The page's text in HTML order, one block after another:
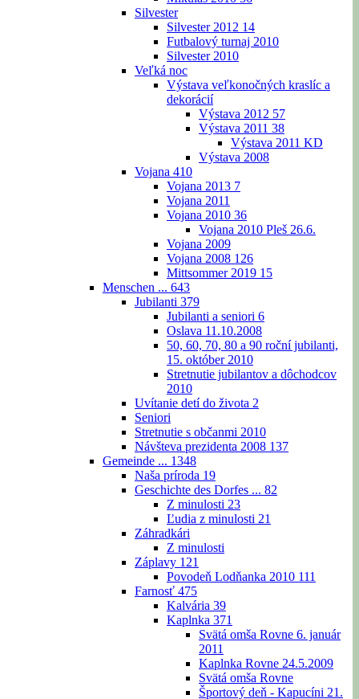
Silvester
Silvester 2012 14
Futbalový turnaj 2010
Silvester 2010
Veľká noc
Výstava veľkonočných kraslíc a
dekorácií
Výstava 2012 57
Výstava 2011 38
Výstava 2011 KD
Výstava 2008
Vojana 410
Vojana 2013 7
Vojana 2011
Vojana 2010 36
Vojana 2010 Pleš 26.6.
Vojana 2009
Vojana 2008 126
Mittsommer 2019 15
Menschen ... 643
Jubilanti 379
Jubilanti a seniori 6
Oslava 11.10.2008
50, 60, 70, 80 a 90 roční jubilanti,
15. október 2010
Stretnutie jubilantov a dôchodcov
2010
Uvítanie detí do života 2
Seniori
Stretnutie s občanmi 2010
Návšteva prezidenta 2008 137
Gemeinde ... 1348
Naša príroda 19
Geschichte des Dorfes ... 82
Z minulosti 23
Ľudia z minulosti 21
Záhradkári
Z minulosti
Záplavy 121
Povodeň Lodňanka 2010 111
Farnosť 475
Kalvária 39
Kaplnka 371
Svätá omša Rovne 6. január
2011
Kaplnka Rovne 24.5.2009
Svätá omša Rovne
Športový deň - Kapucíni 21.